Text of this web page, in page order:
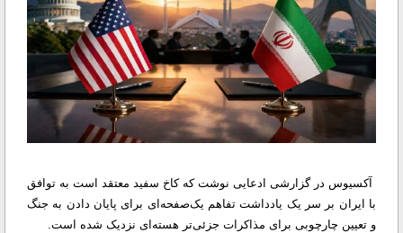
آکسیوس در گزارشی ادعایی نوشت که کاخ سفید معتقد است به توافق
با ایران بر سر یک یادداشت تفاهم یک‌صفحه‌ای برای پایان دادن به جنگ
و تعیین چارچوبی برای مذاکرات جزئی‌تر هسته‌ای نزدیک شده است.